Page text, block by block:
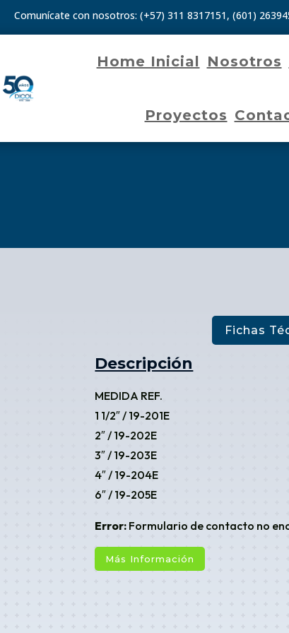
Comunícate con nosotros: (+57) 311 8317151, (601)
Home Inicial Nosotros
Proyectos
Fichas
Descripción
MEDIDA REF.
1 1/2″ / 19-201E
2″ / 19-202E
3″ / 19-203E
4″ / 19-204E
6″ / 19-205E
Error: Formulario de contacto no
Más Información